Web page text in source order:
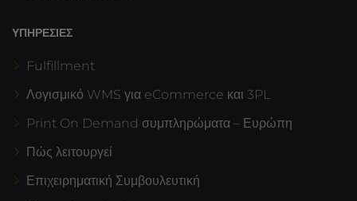
ΥΠΗΡΕΣΊΕΣ
Fulfillment
Λογισμικό WMS για eCommerce και 3PL
Print On Demand συμπληρώματα – Ευρώπη
Πώς λειτουργεί
Επιχειρηματική Συμβουλευτική